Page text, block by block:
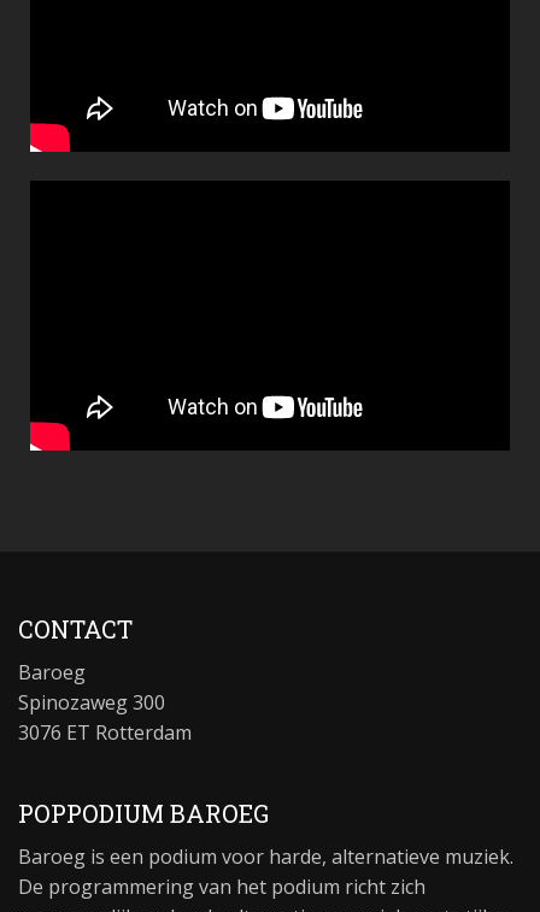
CONTACT
Baroeg
Spinozaweg 300
3076 ET Rotterdam
POPPODIUM BAROEG
Baroeg is een podium voor harde, alternatieve muziek.
De programmering van het podium richt zich